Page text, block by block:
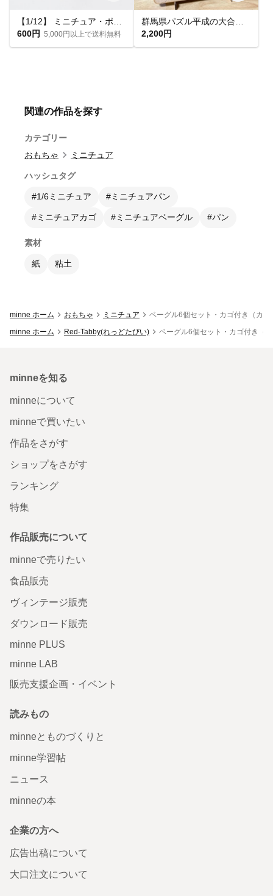
600円 5,000円以上で送料無料
2,200円
関連の作品を探す
カテゴリー
おもちゃ
ミニチュア
ハッシュタグ
#1/6ミニチュア #ミニチュアパン
#ミニチュアカゴ #ミニチュアベーグル #パン
素材
紙 粘土
minne ホーム おもちゃ ミニチュア
ベーグル6個セット・カゴ付き（カ
minne ホーム
Red-Tabby(れっどたびい) ベーグル6個セット・カゴ付き（
minneを知る
minneについて
minneで買いたい
作品をさがす
ショップをさがす
ランキング
特集
作品販売について
minneで売りたい
食品販売
ヴィンテージ販売
ダウンロード販売
minne PLUS
minne LAB
販売支援企画・イベント
読みもの
minneとものづくりと
minne学習帖
ニュース
minneの本
企業の方へ
広告出稿について
大口注文について